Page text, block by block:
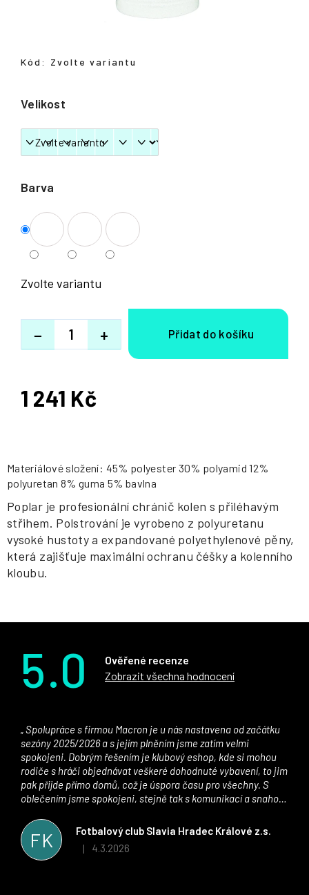
Barva
Velikost
Zvolte variantu
+
−
Kód: Zvolte variantu
1 241 Kč
Měrná
Materiálové složení: 45% polyester 30% polyamid 12%
polyuretan 8% guma 5% bavlna
Poplar je profesionální chránič kolen s přiléhavým
střihem. Polstrování je vyrobeno z polyuretanu
vysoké hustoty a expandované polyethylenové pěny,
která zajišťuje maximální ochranu čéšky a kolenního
kloubu.
5.0
Ověřené recenze
Zobrazit všechna hodnocení
FK
Fotbalový club Slavia Hradec Králové z.s.
Hodnocení obchodu je 5 z 5 hvězdiček.
| 4.3.2026
sezóny 2025/2026 a s jejím plněním jsme zatím velmi
spokojeni. Dobrým řešením je klubový eshop, kde si mohou
rodiče s hráči objednávat veškeré dohodnuté vybavení, to jim
pak přijde přímo domů, což je úspora času pro všechny. S
oblečením jsme spokojeni, stejně tak s komunikací a snahou
stran. Věříme, že v tomto duchu bude spolupráce pokračovat
i nadále, nyní už začínáme řešit i první sady dresů ;)